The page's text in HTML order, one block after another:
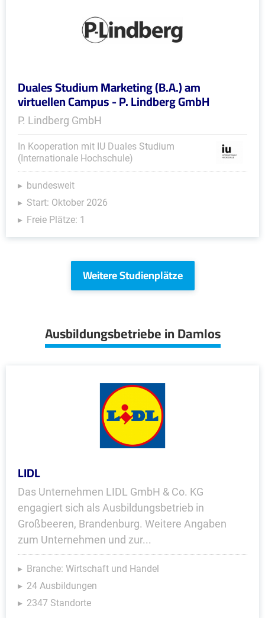
Duales Studium Marketing (B.A.) am
virtuellen Campus - P. Lindberg GmbH
P. Lindberg GmbH
In Kooperation mit IU Duales Studium
(Internationale Hochschule)
bundesweit
Start: Oktober 2026
Freie Plätze: 1
Weitere Studienplätze
Ausbildungsbetriebe in Damlos
LIDL
Das Unternehmen LIDL GmbH & Co. KG
engagiert sich als Ausbildungsbetrieb in
Großbeeren, Brandenburg. Weitere Angaben
zum Unternehmen und zur...
Branche: Wirtschaft und Handel
24 Ausbildungen
2347 Standorte